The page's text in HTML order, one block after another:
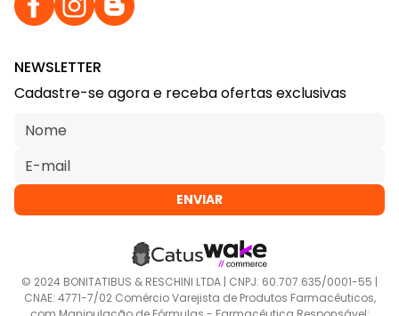
NEWSLETTER
Cadastre-se agora e receba ofertas exclusivas
ENVIAR
© 2024 BONITATIBUS & RESCHINI LTDA | CNPJ: 60.707.635/0001-55 |
CNAE: 4771-7/02 Comércio Varejista de Produtos Farmacêuticos,